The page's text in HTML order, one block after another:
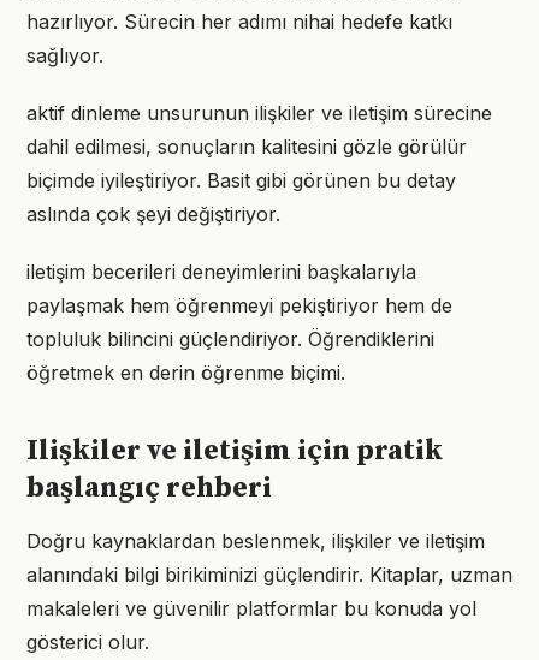
hazırlıyor. Sürecin her adımı nihai hedefe katkı
sağlıyor.
aktif dinleme unsurunun ilişkiler ve iletişim sürecine
dahil edilmesi, sonuçların kalitesini gözle görülür
biçimde iyileştiriyor. Basit gibi görünen bu detay
aslında çok şeyi değiştiriyor.
iletişim becerileri deneyimlerini başkalarıyla
paylaşmak hem öğrenmeyi pekiştiriyor hem de
topluluk bilincini güçlendiriyor. Öğrendiklerini
öğretmek en derin öğrenme biçimi.
Ilişkiler ve iletişim için pratik
başlangıç rehberi
Doğru kaynaklardan beslenmek, ilişkiler ve iletişim
alanındaki bilgi birikiminizi güçlendirir. Kitaplar, uzman
makaleleri ve güvenilir platformlar bu konuda yol
gösterici olur.